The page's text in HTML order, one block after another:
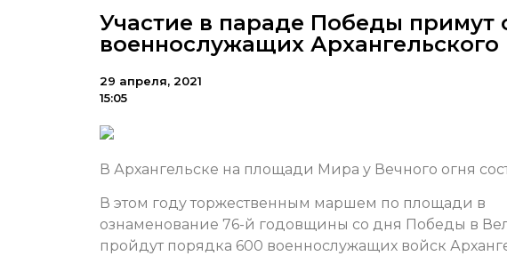
Участие в параде Победы примут
военнослужащих Архангельского
29 апреля, 2021
15:05
В Архангельске на площади Мира у Вечного огня
В этом году торжественным маршем по площади в
ознаменование 76-й годовщины со дня Победы в
пройдут порядка 600 военнослужащих войск